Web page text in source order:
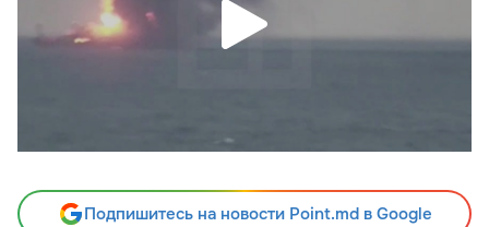
Подпишитесь на новости Point.md в Google